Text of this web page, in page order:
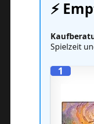
⚡️
Spielzeit
1